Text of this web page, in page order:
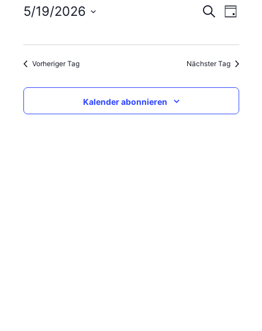
19,
und
SucheTag
5/19/2026
wählen.
Vorheriger Tag Nächster Tag
Kalender abonnieren